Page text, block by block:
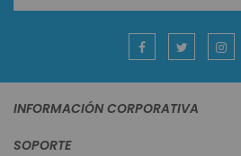
boletín
INFORMACIÓN CORPORATIVA
SOPORTE